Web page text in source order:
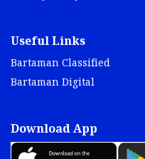
Bartaman Classified